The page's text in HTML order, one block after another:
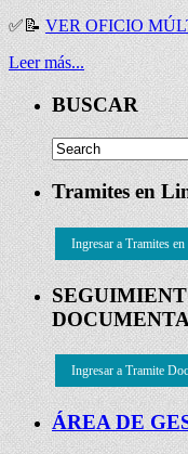
✅ 📝VER OFICIO
Leer más...
BUSCAR
Tramites en
Ingresar a Tramites en
Ingresar a Tramite
ÁREA DE